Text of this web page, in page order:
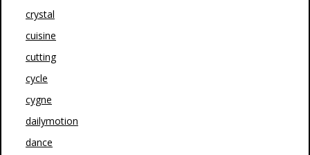
crystal
cuisine
cutting
cycle
cygne
dailymotion
dance